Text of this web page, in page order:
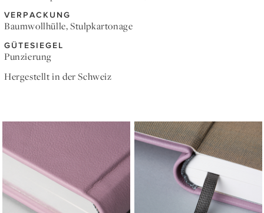
VERPACKUNG
Baumwollhülle, Stulpkartonage
GÜTESIEGEL
Punzierung
Hergestellt in der Schweiz